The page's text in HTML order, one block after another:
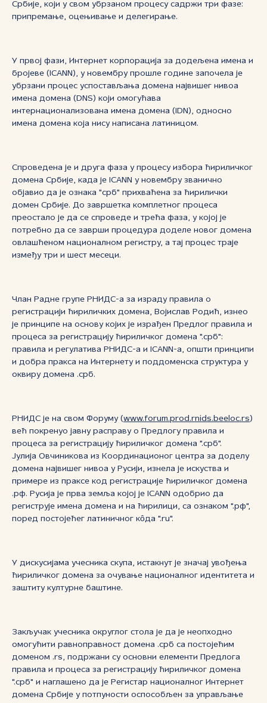
Србије, који у свом убрзаном процесу садржи три фазе:
припремање, оцењивање и делегирање.
У првој фази, Интернет корпорација за додељена имена и
бројеве (ICANN), у новембру прошле године започела је
убрзани процес успостављања домена највишег нивоа
имена домена (DNS) који омогућава
интернационализована имена домена (IDN), односно
имена домена која нису написана латиницом.
Спроведена је и друга фаза у процесу избора ћириличког
домена Србије, када је ICANN у новембру званично
објавио да је ознака "срб" прихваћена за ћирилички
домен Србије. До завршетка комплетног процеса
преостало је да се спроведе и трећа фаза, у којој је
потребно да се заврши процедура доделе новог домена
овлашћеном националном регистру, а тај процес траје
између три и шест месеци.
Члан Радне групе РНИДС-а за израду правила о
регистрацији ћириличких домена, Војислав Родић, изнео
је принципе на основу којих је израђен Предлог правила и
процеса за регистрацију ћириличког домена ".срб":
правила и регулатива РНИДС-а и ICANN-а, општи принципи
и добра пракса на Интернету и поддоменска структура у
оквиру домена .срб.
РНИДС је на свом Форуму (www.forum.prod.rnids.beeloc.rs)
већ покренуо јавну расправу о Предлогу правила и
процеса за регистрацију ћириличког домена ".срб".
Јулија Овчиникова из Координационог центра за доделу
домена највишег нивоа у Русији, изнела је искуства и
примере из праксе код регистрације ћириличког домена
.рф. Русија је прва земља којој је ICANN одобрио да
региструје имена домена и на ћирилици, са ознаком ".рф",
поред постојећег латиничног кôда ".ru".
У дискусијама учесника скупа, истакнут је значај увођења
ћириличког домена за очување националног идентитета и
заштиту културне баштине.
Закључак учесника округлог стола је да је неопходно
омогућити равноправност домена .срб са постојећим
доменом .rs, подржани су основни елементи Предлога
правила и процеса за регистрацију ћириличког домена
".срб" и наглашено да је Регистар националног Интернет
домена Србије у потпуности оспособљен за управљање